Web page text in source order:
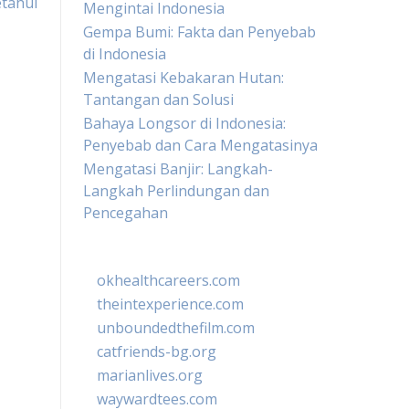
Mengintai Indonesia
Gempa Bumi: Fakta dan Penyebab
di Indonesia
Mengatasi Kebakaran Hutan:
Tantangan dan Solusi
Bahaya Longsor di Indonesia:
Penyebab dan Cara Mengatasinya
Mengatasi Banjir: Langkah-
Langkah Perlindungan dan
Pencegahan
okhealthcareers.com
theintexperience.com
unboundedthefilm.com
catfriends-bg.org
marianlives.org
waywardtees.com